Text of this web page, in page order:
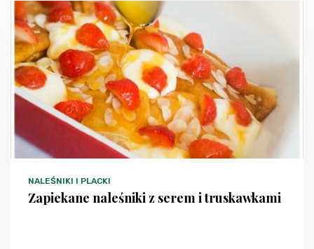
NALEŚNIKI I PLACKI
Zapiekane naleśniki z serem i truskawkami